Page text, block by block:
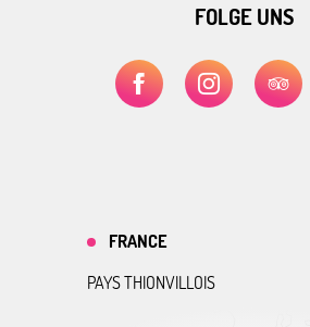
FOLGE UNS
FRANCE
PAYS THIONVILLOIS